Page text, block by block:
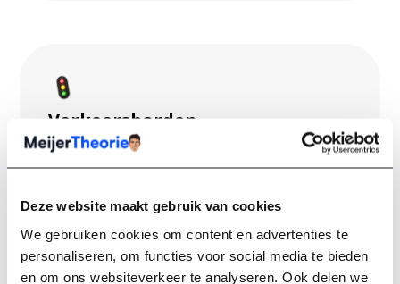
Deze website maakt gebruik van cookies
We gebruiken cookies om content en advertenties te
personaliseren, om functies voor social media te bieden
en om ons websiteverkeer te analyseren. Ook delen we
Verkeersborden
kennen, inclusief tips om ze snel te herkennen.